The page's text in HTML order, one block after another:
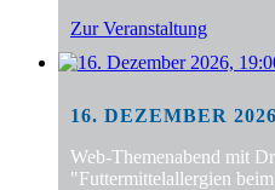
Zur Veranstaltung
16. DEZEMBER
Web-Themenabend mit
"Futtermittelallergien